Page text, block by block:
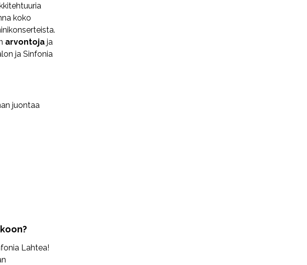
koko
arvontoja ja
ja Sinfonia
juontaa
Lahtea!